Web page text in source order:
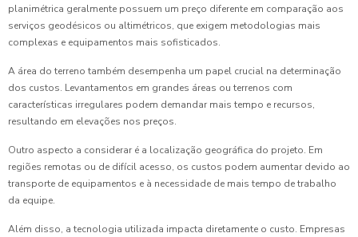
planimétrica geralmente possuem um preço diferente em comparação aos
serviços geodésicos ou altimétricos, que exigem metodologias mais
complexas e equipamentos mais sofisticados.
A área do terreno também desempenha um papel crucial na determinação
dos custos. Levantamentos em grandes áreas ou terrenos com
características irregulares podem demandar mais tempo e recursos,
resultando em elevações nos preços.
Outro aspecto a considerar é a localização geográfica do projeto. Em
regiões remotas ou de difícil acesso, os custos podem aumentar devido ao
transporte de equipamentos e à necessidade de mais tempo de trabalho
da equipe.
Além disso, a tecnologia utilizada impacta diretamente o custo. Empresas